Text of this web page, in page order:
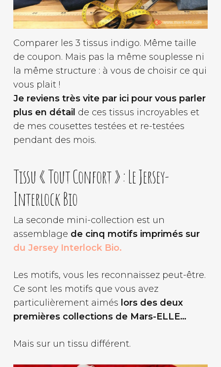
Comparer les 3 tissus indigo. Même taille
de coupon. Mais pas la même souplesse ni
la même structure : à vous de choisir ce qui
vous plait !
Je reviens très vite par ici pour vous parler
plus en détail de ces tissus incroyables et
de mes cousettes testées et re-testées
pendant des mois.
Tissu « Tout Confort » : Le Jersey-
Interlock Bio
La seconde mini-collection est un
assemblage de cinq motifs imprimés sur
du Jersey Interlock Bio.
Les motifs, vous les reconnaissez peut-être.
Ce sont les motifs que vous avez
particulièrement aimés lors des deux
premières collections de Mars-ELLE…
Mais sur un tissu différent.